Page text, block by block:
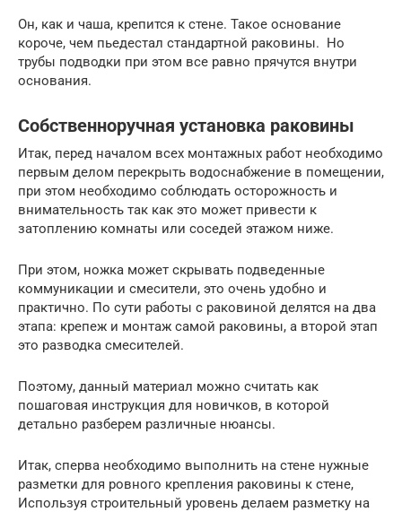
Он, как и чаша, крепится к стене. Такое основание
короче, чем пьедестал стандартной раковины. Но
трубы подводки при этом все равно прячутся внутри
основания.
Собственноручная установка раковины
Итак, перед началом всех монтажных работ необходимо
первым делом перекрыть водоснабжение в помещении,
при этом необходимо соблюдать осторожность и
внимательность так как это может привести к
затоплению комнаты или соседей этажом ниже.
При этом, ножка может скрывать подведенные
коммуникации и смесители, это очень удобно и
практично. По сути работы с раковиной делятся на два
этапа: крепеж и монтаж самой раковины, а второй этап
это разводка смесителей.
Поэтому, данный материал можно считать как
пошаговая инструкция для новичков, в которой
детально разберем различные нюансы.
Итак, сперва необходимо выполнить на стене нужные
разметки для ровного крепления раковины к стене,
Используя строительный уровень делаем разметку на